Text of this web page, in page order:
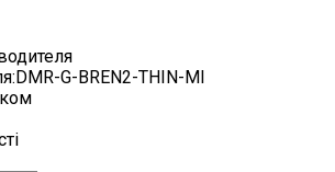
DMR-G-BREN2-THIN-MI